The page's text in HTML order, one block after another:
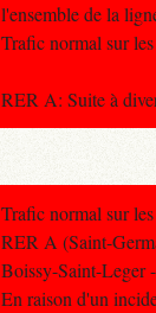
l'ensemble de la
Trafic normal sur
RER A: Suite à
Trafic normal sur
RER A (Saint-
Boissy-Saint-Leger
En raison d'un